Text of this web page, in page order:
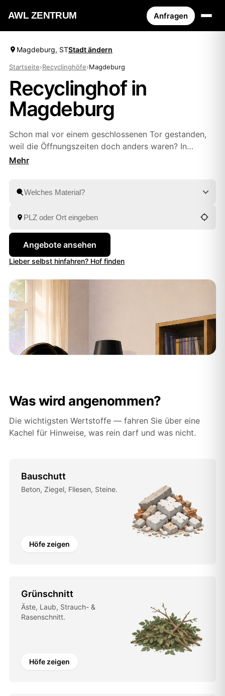
AWL ZENTRUM Anfragen
Magdeburg, STStadt ändern
Startseite›Recyclinghöfe›Magdeburg
Recyclinghof in
Magdeburg
Schon mal vor einem geschlossenen Tor gestanden,
weil die Öffnungszeiten doch anders waren? In
Magdeburg zeigt Ihnen AWL die Höfe in der Nähe
beschreiben, was weg soll, und Sie haben Festpreis-
undDessauzum Vergleich.
Angebote ansehen
Lieber selbst hinfahren? Hof finden
Was wird angenommen?
Die wichtigsten Wertstoffe — fahren Sie über eine
Kachel für Hinweise, was rein darf und was nicht.
Bauschutt
Beton, Ziegel, Fliesen, Steine.
Höfe zeigen
Grünschnitt
Äste, Laub, Strauch- &
Rasenschnitt.
Höfe zeigen